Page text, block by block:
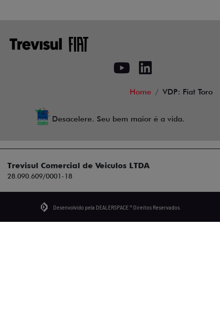
Home VDP: Fiat Toro
Desacelere. Seu bem maior é a vida.
Trevisul Comercial de Veiculos LTDA
28.090.609/0001-18
Desenvolvido pela DEALERSPACE ® Direitos Reservados.